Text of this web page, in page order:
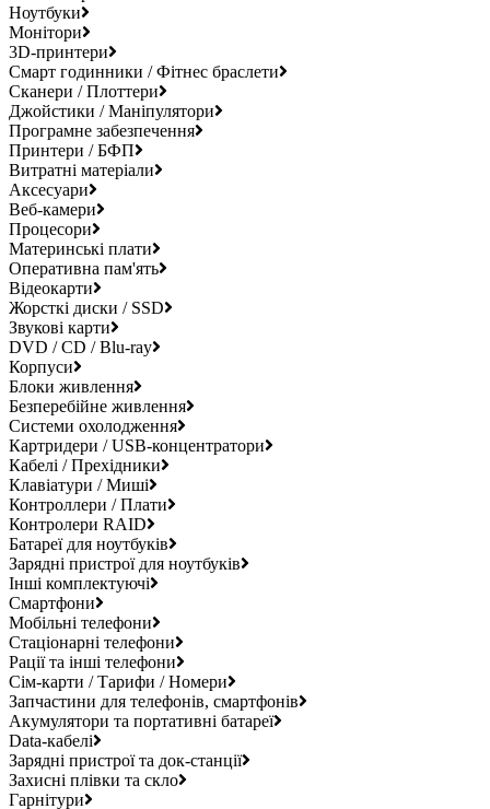
Ноутбуки
Монітори
3D-принтери
Смарт годинники / Фітнес браслети
Сканери / Плоттери
Джойстики / Маніпулятори
Програмне забезпечення
Принтери / БФП
Витратні матеріали
Аксесуари
Веб-камери
Процесори
Материнські плати
Оперативна пам'ять
Відеокарти
Жорсткі диски / SSD
Звукові карти
DVD / CD / Blu-ray
Корпуси
Блоки живлення
Безперебійне живлення
Системи охолодження
Картридери / USB-концентратори
Кабелі / Прехідники
Клавіатури / Миші
Контроллери / Плати
Контролери RAID
Батареї для ноутбуків
Зарядні пристрої для ноутбуків
Інші комплектуючі
Смартфони
Мобільні телефони
Стаціонарні телефони
Рації та інші телефони
Сім-карти / Тарифи / Номери
Запчастини для телефонів, смартфонів
Акумулятори та портативні батареї
Data-кабелі
Зарядні пристрої та док-станції
Захисні плівки та скло
Гарнітури